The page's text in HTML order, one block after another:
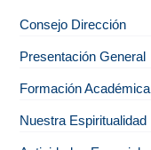
Consejo Dirección
Presentación General
Formación Académica
Nuestra Espiritualidad